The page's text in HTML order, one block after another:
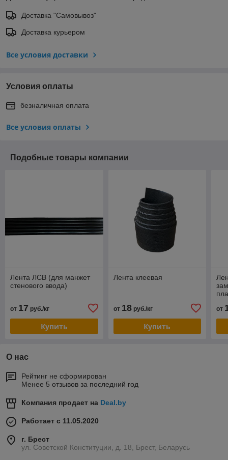
Доставка "Самовывоз"
Доставка курьером
Все условия доставки
Условия оплаты
безналичная оплата
Все условия оплаты
Подобные товары компании
Лента ЛСВ (для манжет
стенового ввода)
от 17 руб./кг
Купить
Лента клеевая
от 18руб./кг
Купить
от
О нас
Рейтинг не сформирован
Менее 5 отзывов за последний год
Компания продает на Deal.by
Работает с 11.05.2020
г. Брест
ул. Советской Конституции, д. 18, Брест, Беларусь